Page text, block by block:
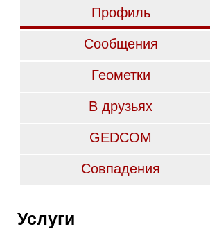
Профиль
Сообщения
Геометки
В друзьях
GEDCOM
Совпадения
Услуги